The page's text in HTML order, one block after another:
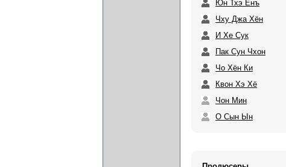
Юн Тхэ Ёнъ
Чху Джа Хён
И Хе Сук
Пак Сун Чхон
Чо Хён Ки
Квон Хэ Хё
Чон Мин
О Сын Ын